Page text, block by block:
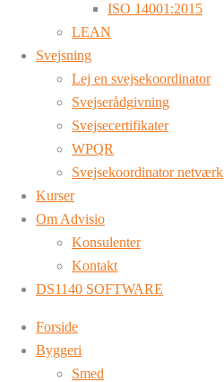
ISO 14001:2015
LEAN
Svejsning
Lej en svejsekoordinator
Svejserådgivning
Svejsecertifikater
WPQR
Svejsekoordinator netværk
Kurser
Om Advisio
Konsulenter
Kontakt
DS1140 SOFTWARE
Forside
Byggeri
Smed